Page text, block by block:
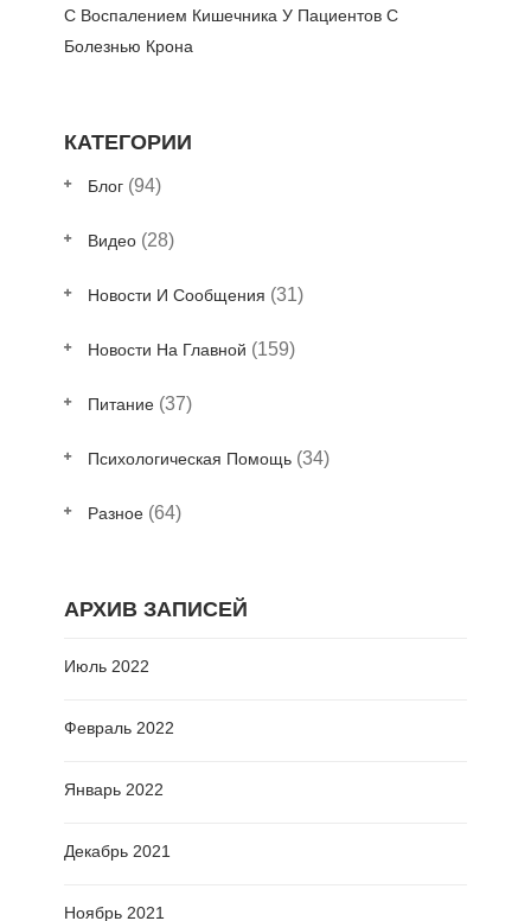
С Воспалением Кишечника У Пациентов С
Болезнью Крона
КАТЕГОРИИ
Блог (94)
Видео (28)
Новости И Сообщения (31)
Новости На Главной (159)
Питание (37)
Психологическая Помощь (34)
Разное (64)
АРХИВ ЗАПИСЕЙ
Июль 2022
Февраль 2022
Январь 2022
Декабрь 2021
Ноябрь 2021